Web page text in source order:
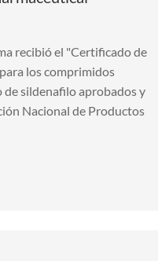
recibió el "Certificado de
los comprimidos
sildenafilo aprobados y
Nacional de Productos